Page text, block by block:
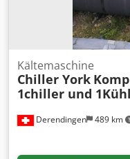
Derendingen 489 km
Kältemaschine
Chiller York
1chiller und